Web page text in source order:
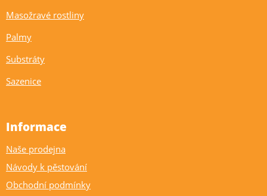
Masožravé rostliny
Palmy
Substráty
Sazenice
Informace
Naše prodejna
Návody k pěstování
Obchodní podmínky